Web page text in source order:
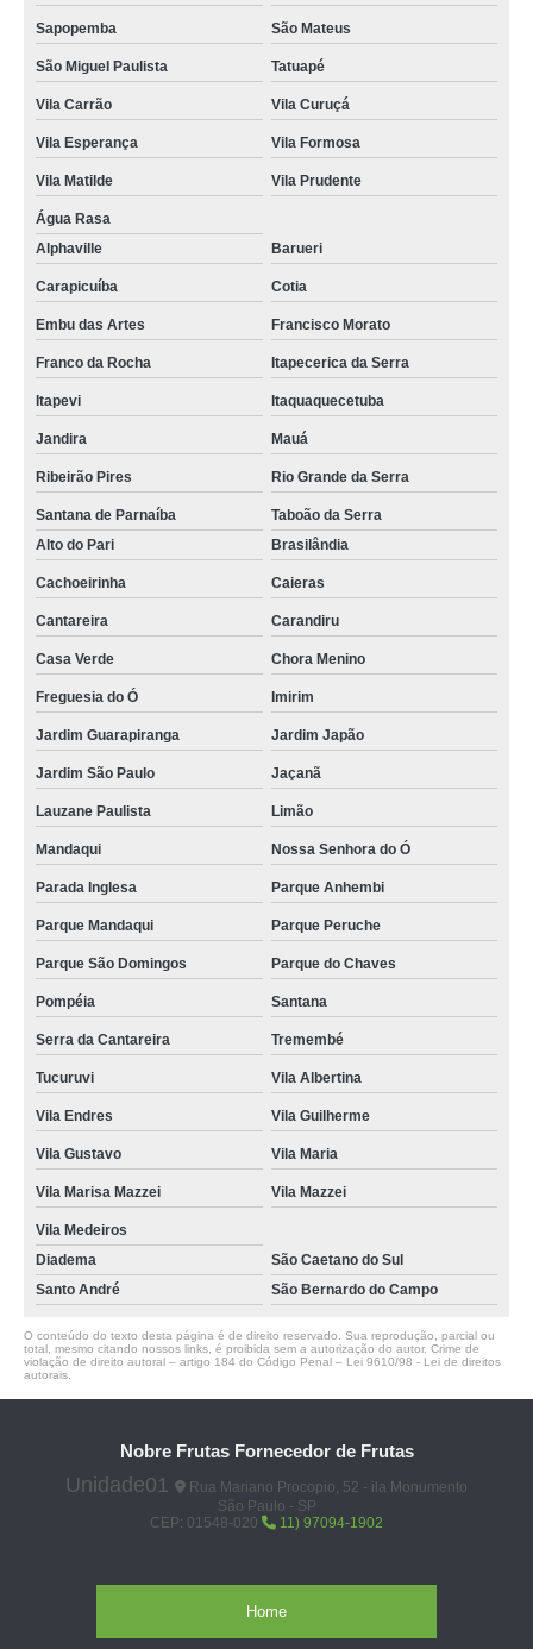
Sapopemba São Mateus
São Miguel Paulista Tatuapé
Vila Carrão Vila Curuçá
Vila Esperança Vila Formosa
Vila Matilde Vila Prudente
Água Rasa
Alphaville
Barueri
Carapicuíba Cotia
Embu das Artes Francisco Morato
Franco da Rocha Itapecerica da Serra
Itapevi Itaquaquecetuba
Jandira Mauá
Ribeirão Pires Rio Grande da Serra
Santana de Parnaíba
Taboão da Serra
Alto do Pari
Brasilândia
Cachoeirinha Caieras
Cantareira Carandiru
Casa Verde Chora Menino
Freguesia do Ó Imirim
Jardim Guarapiranga Jardim Japão
Jardim São Paulo Jaçanã
Lauzane Paulista Limão
Mandaqui Nossa Senhora do Ó
Parada Inglesa Parque Anhembi
Parque Mandaqui Parque Peruche
Parque São Domingos Parque do Chaves
Pompéia Santana
Serra da Cantareira Tremembé
Tucuruvi Vila Albertina
Vila Endres Vila Guilherme
Vila Gustavo Vila Maria
Vila Marisa Mazzei Vila Mazzei
Vila Medeiros
Diadema
São Caetano do Sul
Santo André
São Bernardo do Campo
O conteúdo do texto desta página é de direito reservado. Sua reprodução, parcial ou
total, mesmo citando nossos links, é proibida sem a autorização do autor. Crime de
violação de direito autoral – artigo 184 do Código Penal – Lei 9610/98 - Lei de direitos
autorais
Nobre Frutas Fornecedor de Frutas
Unidade01
Rua Mariano Procopio, 52 - ila Monumento
São Paulo - SP
CEP: 01548-020
11) 97094-1902
Home